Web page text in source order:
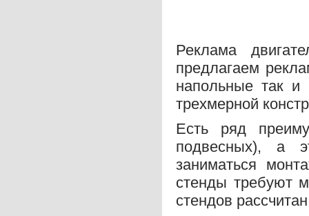
Реклама
предлагаем
напольные так
трехмерной
Есть ряд
подвесных), а
заниматься
стенды требуют
стендов